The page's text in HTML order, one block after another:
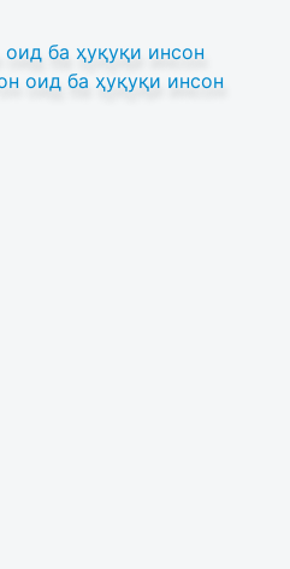
ба ҳуқуқи инсон
оид ба ҳуқуқи инсон